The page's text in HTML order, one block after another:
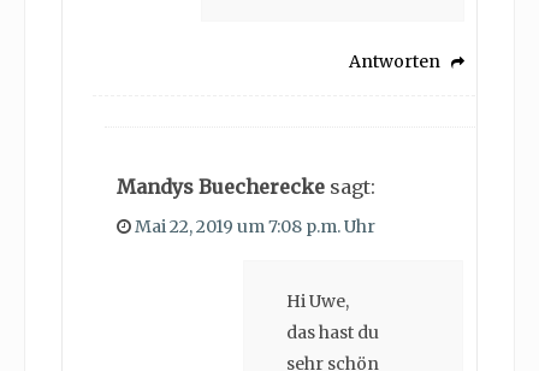
Antworten
Mandys Buecherecke sagt:
Mai 22, 2019 um 7:08 p.m. Uhr
Hi Uwe,
das hast du
sehr schön